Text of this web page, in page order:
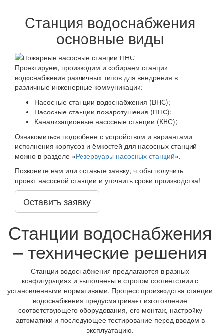
Станция водоснабжения
основные виды
Проектируем, производим и собираем станции
водоснабжения различных типов для внедрения в
различные инженерные коммуникации:
Насосные станции водоснабжения (ВНС);
Насосные станции пожаротушения (ПНС);
Канализационные насосные станции (КНС);
Ознакомиться подробнее с устройством и вариантами
исполнения корпусов и ёмкостей для насосных станций
можно в разделе «Резервуары насосных станций».
Позвоните нам или оставьте заявку, чтобы получить
проект насосной станции и уточнить сроки производства!
Оставить заявку
Станции водоснабжения
– технические решения
Станции водоснабжения предлагаются в разных
конфигурациях и выполнены в строгом соответствии с
установленными нормативами. Процесс производства станции
водоснабжения предусматривает изготовление
соответствующего оборудования, его монтаж, настройку
автоматики и последующее тестирование перед вводом в
эксплуатацию.